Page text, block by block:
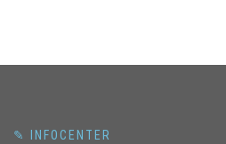
✎ INFOCENTER